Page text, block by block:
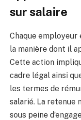
sur salaire
Chaque
la manière dont il
Cette action
cadre légal ainsi
les termes de
salarié. La retenue
sous peine